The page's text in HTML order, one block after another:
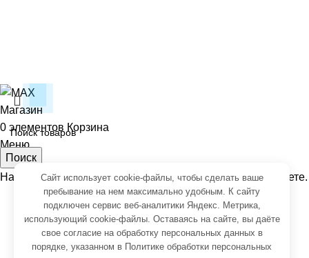
Поиск
Начните вводить чтобы увидеть товары, которые вы ищете.
Магазин
0 элементов Корзина
Меню
Сайт использует cookie-файлы, чтобы сделать ваше
пребывание на нем максимально удобным. К cайту
подключен сервис веб-аналитики Яндекс. Метрика,
использующий cookie-файлы. Оставаясь на сайте, вы даёте
свое согласие на обработку персональных данных в
порядке, указанном в Политике обработки персональных